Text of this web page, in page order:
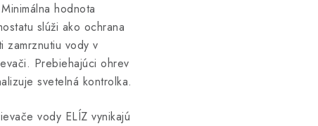
hodnota
slúži ako ochrana
zamrznutiu vody v
Prebiehajúci ohrev
svetelná kontrolka.
vody ELÍZ vynikajú